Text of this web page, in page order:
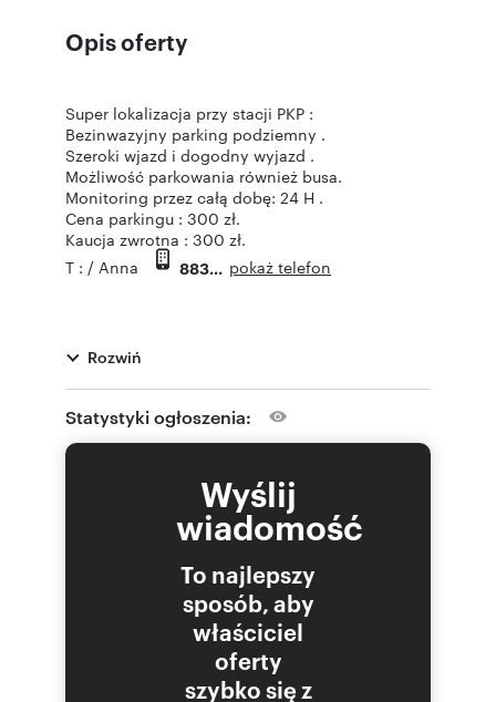
Opis oferty
Super lokalizacja przy stacji PKP :
Bezinwazyjny parking podziemny .
Szeroki wjazd i dogodny wyjazd .
Możliwość parkowania również busa.
Monitoring przez całą dobę: 24 H .
Cena parkingu : 300 zł.
Kaucja zwrotna : 300 zł.
T : / Anna
883 pokaż telefon
Rozwiń
Statystyki ogłoszenia:
Wyślij
wiadomość
To najlepszy
sposób, aby
właściciel
oferty
szybko się z